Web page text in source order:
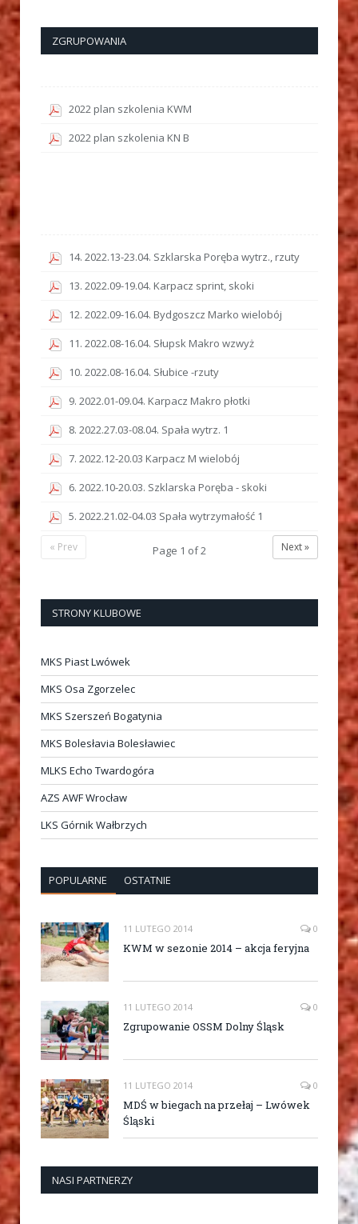
ZGRUPOWANIA
2022 plan szkolenia KWM
2022 plan szkolenia KN B
14. 2022.13-23.04. Szklarska Poręba wytrz., rzuty
13. 2022.09-19.04. Karpacz sprint, skoki
12. 2022.09-16.04. Bydgoszcz Marko wielobój
11. 2022.08-16.04. Słupsk Makro wzwyż
10. 2022.08-16.04. Słubice -rzuty
9. 2022.01-09.04. Karpacz Makro płotki
8. 2022.27.03-08.04. Spała wytrz. 1
7. 2022.12-20.03 Karpacz M wielobój
6. 2022.10-20.03. Szklarska Poręba - skoki
5. 2022.21.02-04.03 Spała wytrzymałość 1
Next »
Page 1 of2
« Prev
STRONY KLUBOWE
MKS Piast Lwówek
MKS Osa Zgorzelec
MKS Szerszeń Bogatynia
MKS Bolesłavia Bolesławiec
MLKS Echo Twardogóra
AZS AWF Wrocław
LKS Górnik Wałbrzych
POPULARNE OSTATNIE
11 LUTEGO 2014 0
KWM w sezonie 2014 – akcja feryjna
11 LUTEGO 2014 0
Zgrupowanie OSSM Dolny Śląsk
11 LUTEGO 2014 0
MDŚ w biegach na przełaj – Lwówek
Śląski
NASI PARTNERZY